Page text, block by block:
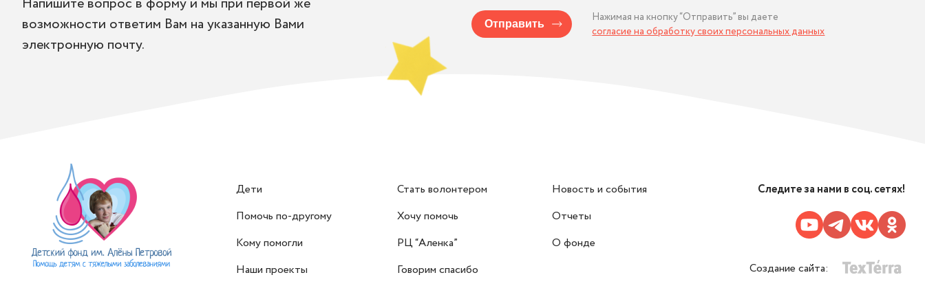
возможности ответим Вам на указанную Вами
электронную почту.
Отправить
Нажимая на кнопку “Отправить” вы даете
согласие на обработку своих персональных данных
Дети
Помочь по-другому
Кому помогли
Наши проекты
Стать волонтером
Хочу помочь
РЦ “Аленка”
Говорим спасибо
Новость и события
Отчеты
О фонде
Следите за нами в соц. сетях!
Создание сайта: